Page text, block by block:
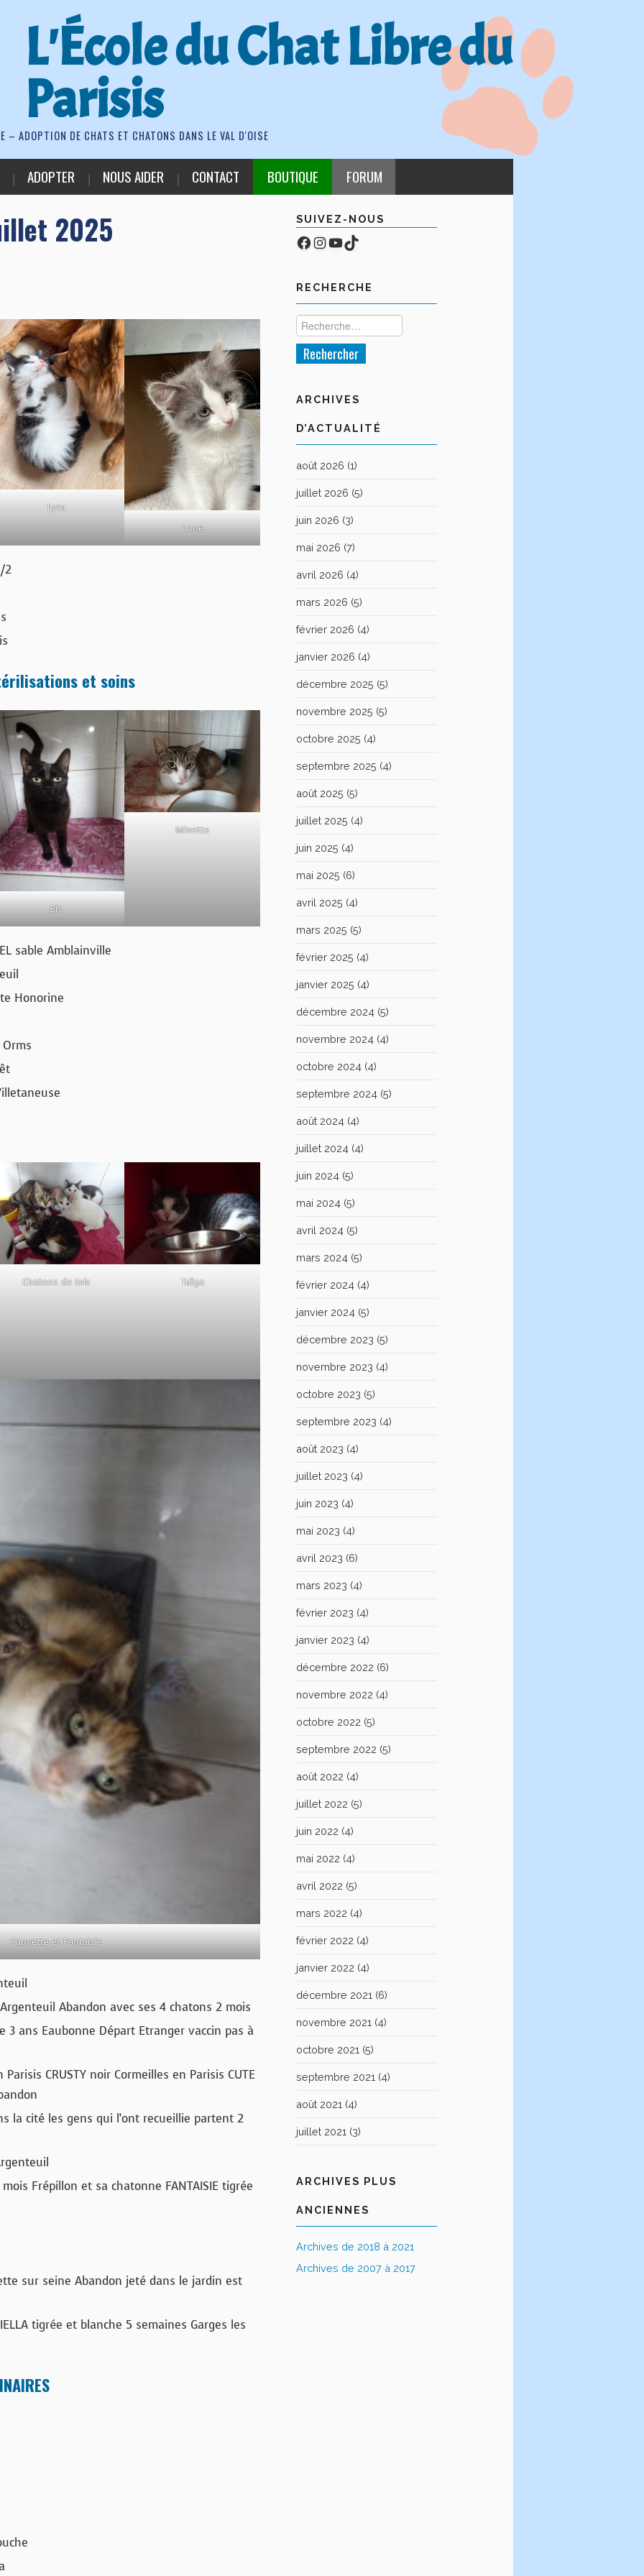
L'École du Chat Libre du
Parisis
– ADOPTION DE CHATS ET CHATONS DANS LE VAL D'OISE
ADOPTER NOUS AIDER CONTACT BOUTIQUE FORUM
2025
Lyra
Lune
2
et soins
Bis
Minette
sable Amblainville
Honorine
Chatons de Inis Taïga
Fauvette et Fantaisie
Abandon avec ses 4 chatons 2 mois
3 ans Eaubonne Départ Etranger vaccin pas à
CRUSTY noir Cormeilles en Parisis CUTE
la cité les gens qui l’ont recueillie partent 2
Frépillon et sa chatonne FANTAISIE tigrée
sur seine Abandon jeté dans le jardin est
tigrée et blanche 5 semaines Garges les
SUIVEZ-NOUS
Facebook
Compte Instagram
YouTube
TikTok
RECHERCHE
ARCHIVES
D’ACTUALITÉ
août 2026 (1)
juillet 2026 (5)
juin 2026 (3)
mai 2026 (7)
avril 2026 (4)
mars 2026 (5)
février 2026 (4)
janvier 2026 (4)
décembre 2025 (5)
novembre 2025 (5)
octobre 2025 (4)
septembre 2025 (4)
août 2025 (5)
juillet 2025 (4)
juin 2025 (4)
mai 2025 (6)
avril 2025 (4)
mars 2025 (5)
février 2025 (4)
janvier 2025 (4)
décembre 2024 (5)
novembre 2024 (4)
octobre 2024 (4)
septembre 2024 (5)
août 2024 (4)
juillet 2024 (4)
juin 2024 (5)
mai 2024 (5)
avril 2024 (5)
mars 2024 (5)
février 2024 (4)
janvier 2024 (5)
décembre 2023 (5)
novembre 2023 (4)
octobre 2023 (5)
septembre 2023 (4)
août 2023 (4)
juillet 2023 (4)
juin 2023 (4)
mai 2023 (4)
avril 2023 (6)
mars 2023 (4)
février 2023 (4)
janvier 2023 (4)
décembre 2022 (6)
novembre 2022 (4)
octobre 2022 (5)
septembre 2022 (5)
août 2022 (4)
juillet 2022 (5)
juin 2022 (4)
mai 2022 (4)
avril 2022 (5)
mars 2022 (4)
février 2022 (4)
janvier 2022 (4)
décembre 2021 (6)
novembre 2021 (4)
octobre 2021 (5)
septembre 2021 (4)
août 2021 (4)
juillet 2021 (3)
ARCHIVES PLUS
ANCIENNES
Archives de 2018 à 2021
Archives de 2007 à 2017